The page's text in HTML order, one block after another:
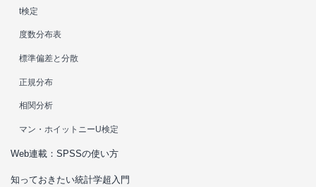
t検定
度数分布表
標準偏差と分散
正規分布
相関分析
マン・ホイットニーU検定
Web連載：SPSSの使い方
知っておきたい統計学超入門